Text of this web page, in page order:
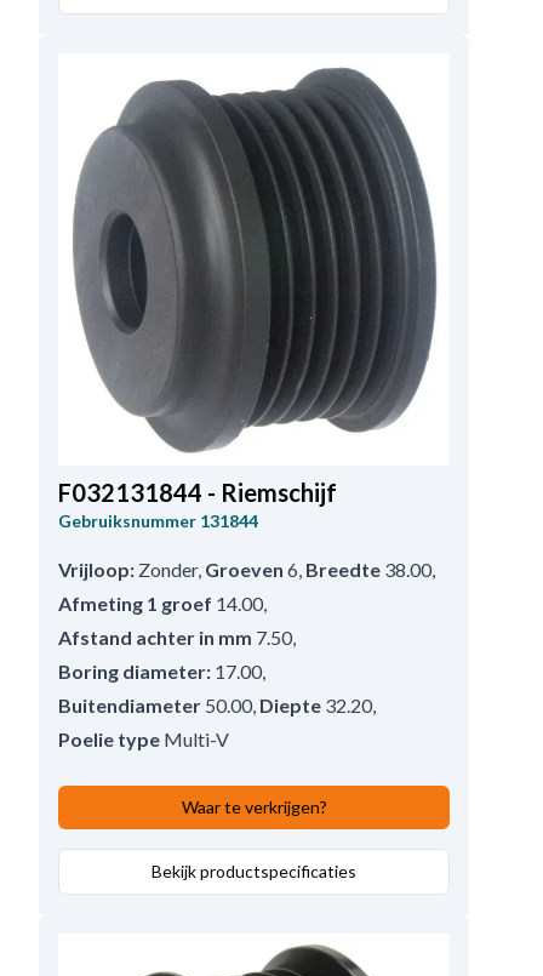
F032131844 - Riemschijf
Gebruiksnummer 131844
Vrijloop: Zonder, Groeven 6, Breedte 38.00,
Afmeting 1 groef 14.00,
Afstand achter in mm 7.50,
Boring diameter: 17.00,
Buitendiameter 50.00, Diepte 32.20,
Poelie type Multi-V
Waar te verkrijgen?
Bekijk productspecificaties